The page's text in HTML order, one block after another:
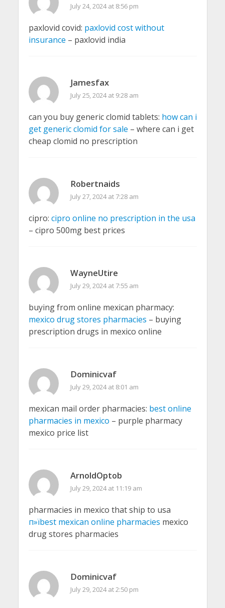
July 24, 2024 at 8:56 pm
paxlovid covid: paxlovid cost without
insurance – paxlovid india
Jamesfax
July 25, 2024 at 9:28 am
can you buy generic clomid tablets: how can i
get generic clomid for sale – where can i get
cheap clomid no prescription
Robertnaids
July 27, 2024 at 7:28 am
cipro: cipro online no prescription in the usa
– cipro 500mg best prices
WayneUtire
July 29, 2024 at 7:55 am
buying from online mexican pharmacy:
mexico drug stores pharmacies – buying
prescription drugs in mexico online
Dominicvaf
July 29, 2024 at 8:01 am
mexican mail order pharmacies: best online
pharmacies in mexico – purple pharmacy
mexico price list
ArnoldOptob
July 29, 2024 at 11:19 am
pharmacies in mexico that ship to usa
п»їbest mexican online pharmacies mexico
drug stores pharmacies
Dominicvaf
July 29, 2024 at 2:50 pm